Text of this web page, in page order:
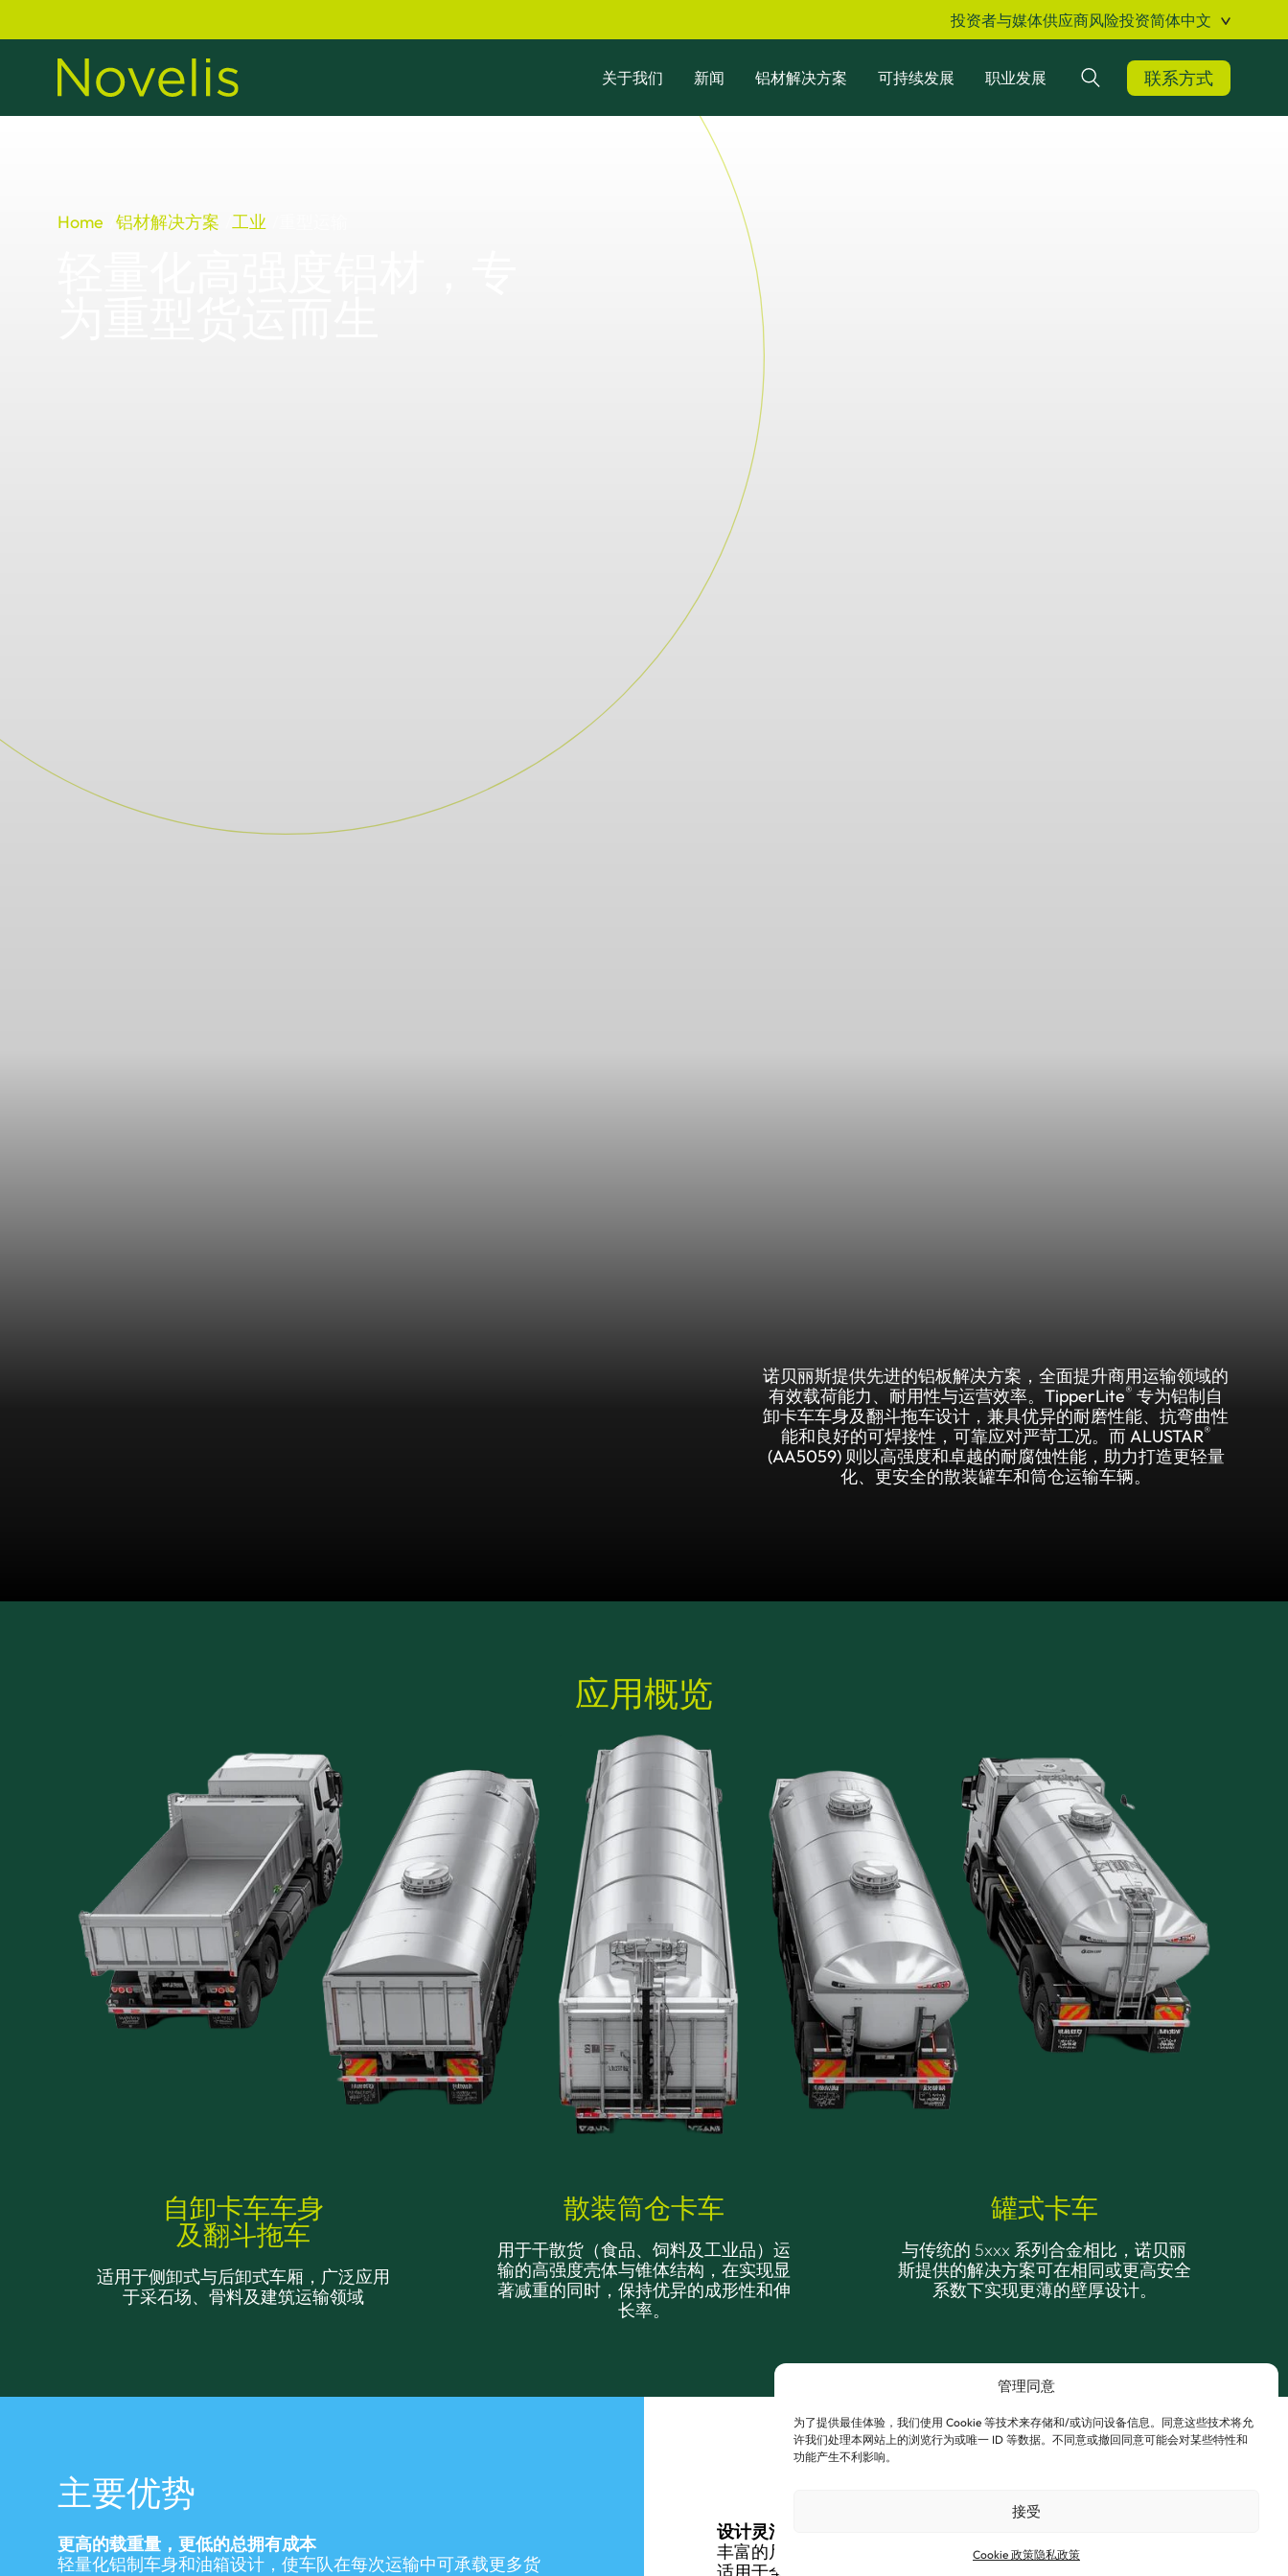
管理同意
为了提供最佳体验，我们使用 Cookie 等技术来存储和/或访问设备信息。同意这些技术将允
许我们处理本网站上的浏览行为或唯一 ID 等数据。不同意或撤回同意可能会对某些特性和
功能产生不利影响。
接受
Cookie 政策隐私政策
投资者与媒体供应商风险投资简体中文
关于我们 新闻 铝材解决方案 可持续发展 职业发展 搜索 联系方式
Home 铝材解决方案 工业
诺贝丽斯提供先进的铝板解决方案，全面提升商用运输领域的
有效载荷能力、耐用性与运营效率。TipperLite® 专为铝制自
卸卡车车身及翻斗拖车设计，兼具优异的耐磨性能、抗弯曲性
能和良好的可焊接性，可靠应对严苛工况。而 ALUSTAR®
(AA5059) 则以高强度和卓越的耐腐蚀性能，助力打造更轻量
化、更安全的散装罐车和筒仓运输车辆。
应用概览
自卸卡车车身
及翻斗拖车
适用于侧卸式与后卸式车厢，广泛应用
于采石场、骨料及建筑运输领域
散装筒仓卡车
用于干散货（食品、饲料及工业品）运
输的高强度壳体与锥体结构，在实现显
著减重的同时，保持优异的成形性和伸
长率。
罐式卡车
与传统的 5xxx 系列合金相比，诺贝丽
斯提供的解决方案可在相同或更高安全
系数下实现更薄的壁厚设计。
主要优势
更高的载重量，更低的总拥有成本
轻量化铝制车身和油箱设计，使车队在每次运输中可承载更多货
设计灵活性
丰富的尺寸规格和多样化加工选项，既支持直接替换现有结构，也